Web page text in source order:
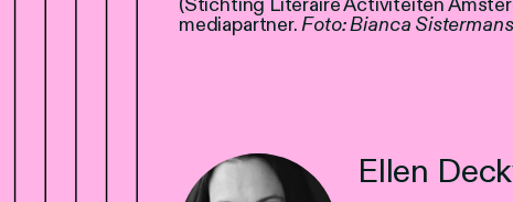
mediapartner.Foto: Bianca Sistermans
Ellen